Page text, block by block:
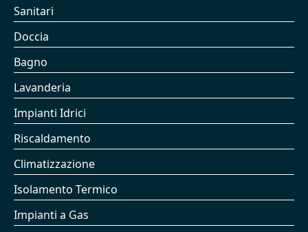
Sanitari
Doccia
Bagno
Lavanderia
Impianti Idrici
Riscaldamento
Climatizzazione
Isolamento Termico
Impianti a Gas